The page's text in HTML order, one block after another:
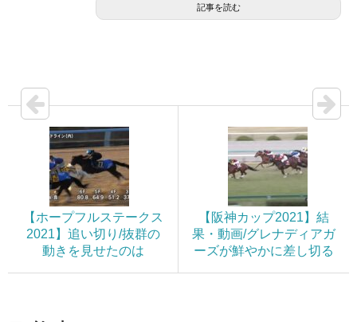
記事を読む
【ホープフルステークス
2021】追い切り/抜群の
動きを見せたのは
【阪神カップ2021】結
果・動画/グレナディアガ
ーズが鮮やかに差し切る